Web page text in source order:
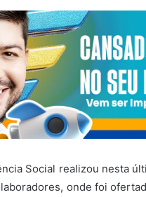
Social realizou nesta
onde foi